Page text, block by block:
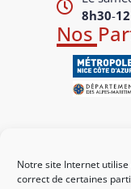
Notre site Internet
correct de certaines
8h30-
Nos
Mes